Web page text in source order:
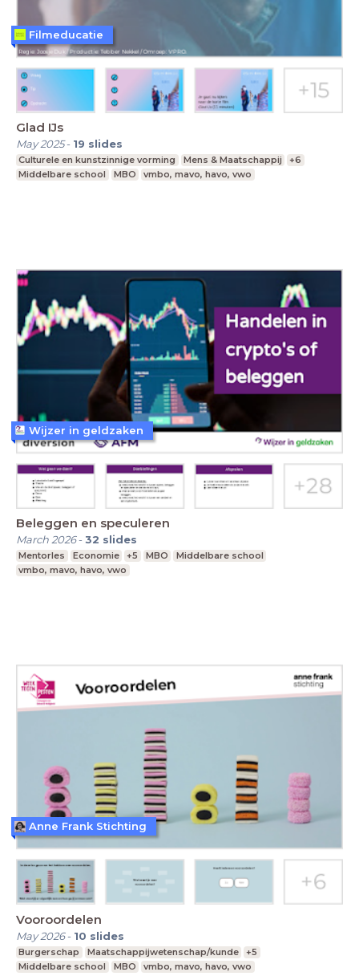
Glad IJs
May 2025- 19 slides
Culturele en kunstzinnige vorming Mens & Maatschappij
+6
Middelbare school
MBO vmbo, mavo, havo, vwo
Filmeducatie
Beleggen en speculeren
March 2026-32 slides
Mentorles Economie +5 MBO
Middelbare school
vmbo, mavo, havo, vwo
Wijzer in geldzaken
Vooroordelen
May 2026- 10 slides
Burgerschap Maatschappijwetenschap/kunde
+5
Middelbare school
MBO vmbo, mavo, havo, vwo
Anne Frank Stichting